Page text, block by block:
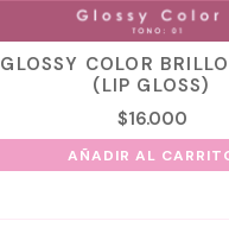
GLOSSY COLOR
(LIP GLOSS)
$16.000
AÑADIR AL